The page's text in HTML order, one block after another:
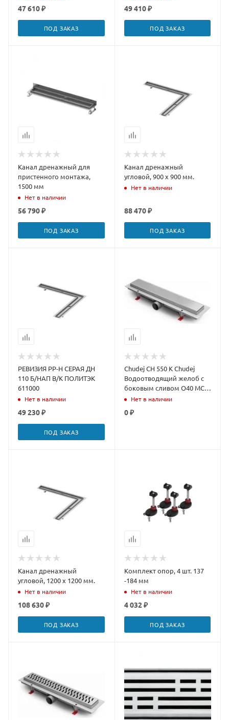
47 610 ₽
ПОД ЗАКАЗ
49 410 ₽
ПОД ЗАКАЗ
Канал дренажный для
пристенного монтажа,
1500 мм
Нет в наличии
56 790 ₽
ПОД ЗАКАЗ
Канал дренажный
угловой, 900 х 900 мм.
Нет в наличии
88 470 ₽
ПОД ЗАКАЗ
РЕВИЗИЯ PP-H СЕРАЯ ДН
110 Б/НАП В/К ПОЛИТЭК
611000
Нет в наличии
49 230 ₽
ПОД ЗАКАЗ
Chudej CH 550 K Chudej
Водоотводящий желоб с
боковым сливом O40 MCH
рамка пласт. 550 мм
Нет в наличии
0 ₽
Канал дренажный
угловой, 1200 х 1200 мм.
Нет в наличии
108 630 ₽
ПОД ЗАКАЗ
Комплект опор, 4 шт. 137
-184 мм
Нет в наличии
4 032 ₽
ПОД ЗАКАЗ